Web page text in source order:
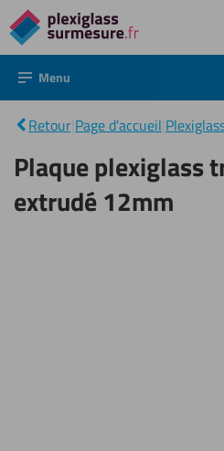
Directement
au
contenu
Menu
Retour Page d'accueil
Plaque
transparent
extrudé
12mm
Plaque plexiglass
extrudé 12mm